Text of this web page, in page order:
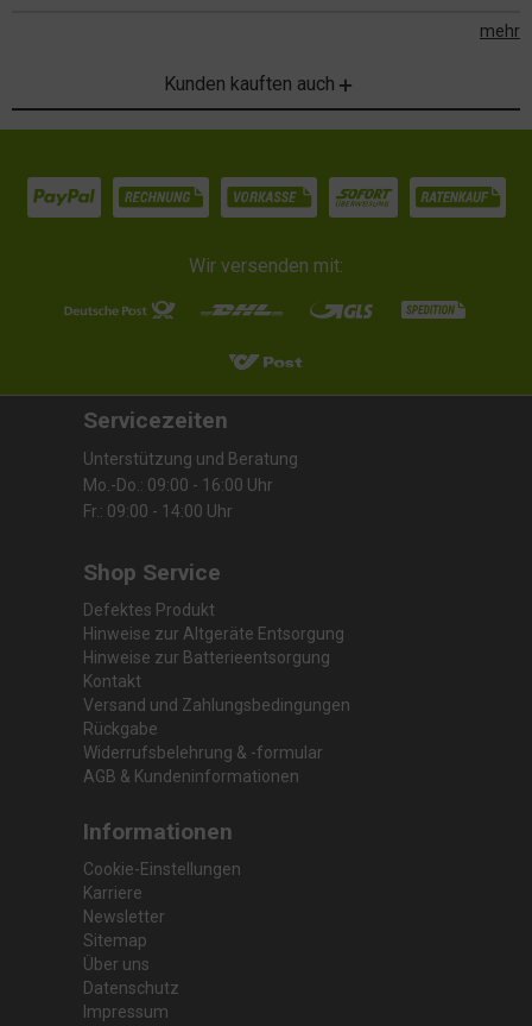
mehr
Kunden kauften auch
Wir versenden mit:
Servicezeiten
Unterstützung und Beratung
Mo.-Do.: 09:00 - 16:00 Uhr
Fr.: 09:00 - 14:00 Uhr
Shop Service
Defektes Produkt
Hinweise zur Altgeräte Entsorgung
Hinweise zur Batterieentsorgung
Kontakt
Versand und Zahlungsbedingungen
Rückgabe
Widerrufsbelehrung & -formular
AGB & Kundeninformationen
Informationen
Cookie-Einstellungen
Karriere
Newsletter
Sitemap
Über uns
Datenschutz
Impressum